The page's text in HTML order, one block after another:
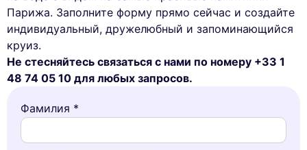
Парижа. Заполните форму прямо сейчас и создайте
индивидуальный, дружелюбный и запоминающийся
круиз.
Не стесняйтесь связаться с нами по номеру +33 1
48 74 05 10 для любых запросов.
Фамилия *